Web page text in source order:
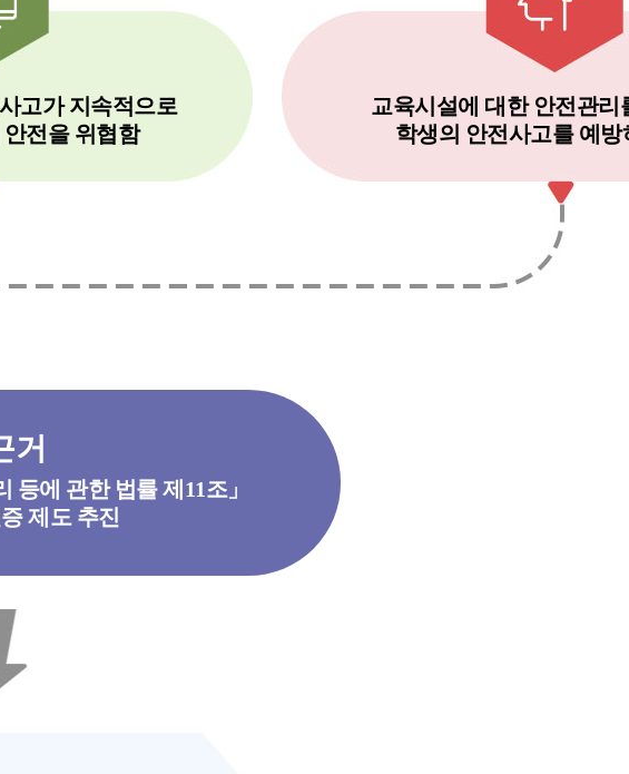
고가 지속적으로
전을 위협함
교육시설에 대한 안전관리
학생의 안전사고를 예방
거
등에 관한 법률 제11조」
제도 추진